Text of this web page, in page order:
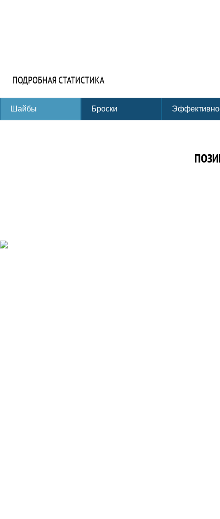
ПОДРОБНАЯ СТАТИСТИКА
Шайбы Броски